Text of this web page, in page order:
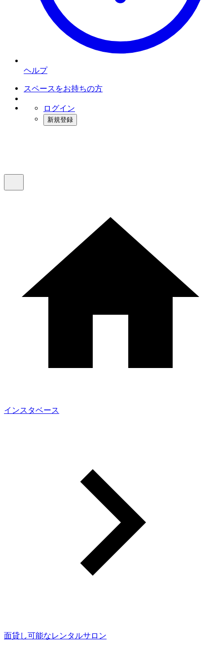
ヘルプ
スペースをお持ちの方
ログイン
新規登録
インスタベース
面貸し可能なレンタルサロン